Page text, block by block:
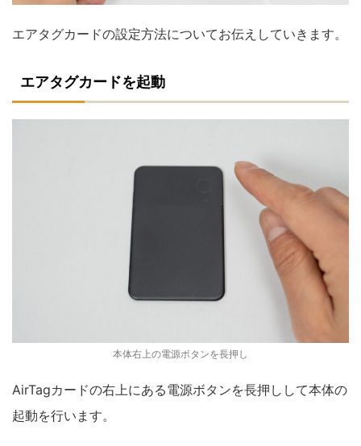
エアタグカードの設定方法についてお伝えしていきます。
エアタグカードを起動
本体右上の電源ボタンを長押し
AirTagカードの右上にある電源ボタンを長押しして本体の
起動を行います。